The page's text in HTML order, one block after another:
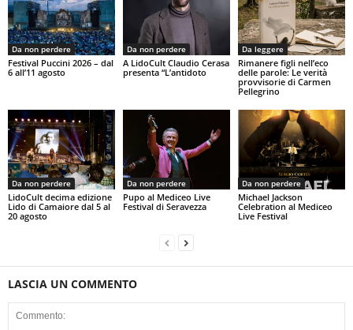
Da non perdere
Festival Puccini 2026 – dal
6 all’11 agosto
Da non perdere
A LidoCult Claudio Cerasa
presenta “L’antidoto
Da leggere
Rimanere figli nell’eco
delle parole: Le verità
provvisorie di Carmen
Pellegrino
Da non perdere
LidoCult decima edizione
Lido di Camaiore dal 5 al
20 agosto
Da non perdere
Pupo al Mediceo Live
Festival di Seravezza
Da non perdere
Michael Jackson
Celebration al Mediceo
Live Festival
LASCIA UN COMMENTO